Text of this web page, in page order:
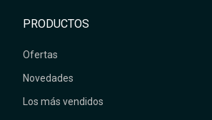
PRODUCTOS
Ofertas
Novedades
Los más vendidos